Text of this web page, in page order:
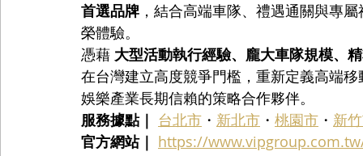
首選品牌 ，結合高端車隊、禮遇通關與專
榮體驗。
憑藉 大型活動執行經驗、龐大車隊規模、
在台灣建立高度競爭門檻，重新定義高端
娛樂產業長期信賴的策略合作夥伴。
服務據點｜ 台北市 ・ 新北市 ・ 桃園市 ・ 新
官方網站｜ https://